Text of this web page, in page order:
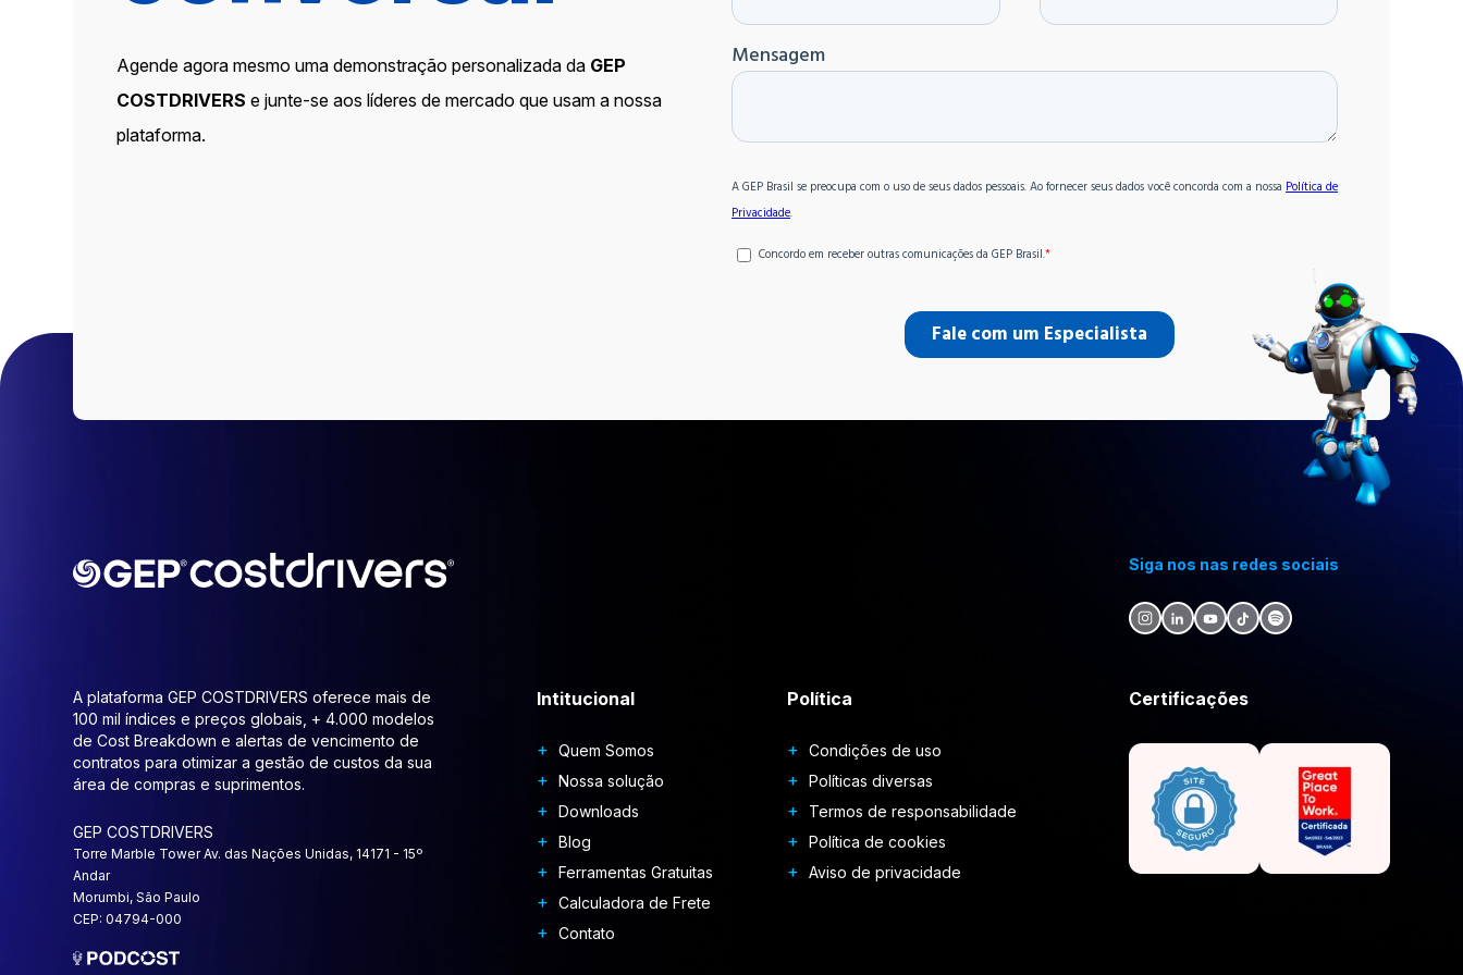
Agende agora mesmo uma demonstração personalizada da GEP
COSTDRIVERS e junte-se aos líderes de mercado que usam a nossa
plataforma.
A plataforma GEP COSTDRIVERS oferece mais de
100 mil índices e preços globais, + 4.000 modelos
de Cost Breakdown e alertas de vencimento de
contratos para otimizar a gestão de custos da sua
área de compras e suprimentos.
GEP COSTDRIVERS
Torre Marble Tower Av. das Nações Unidas, 14171 - 15º
Andar
Morumbi, São Paulo
CEP: 04794-000
Intitucional
Quem Somos
Nossa solução
Downloads
Blog
Ferramentas Gratuitas
Calculadora de Frete
Contato
Política
Condições de uso
Políticas diversas
Termos de responsabilidade
Política de cookies
Aviso de privacidade
Siga nos nas redes sociais
Certificações